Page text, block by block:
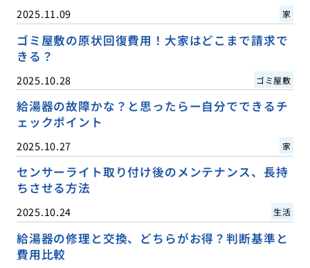
2025.11.09 家
ゴミ屋敷の原状回復費用！大家はどこまで請求で
きる？
2025.10.28 ゴミ屋敷
給湯器の故障かな？と思ったらー自分でできるチ
ェックポイント
2025.10.27 家
センサーライト取り付け後のメンテナンス、長持
ちさせる方法
2025.10.24 生活
給湯器の修理と交換、どちらがお得？判断基準と
費用比較